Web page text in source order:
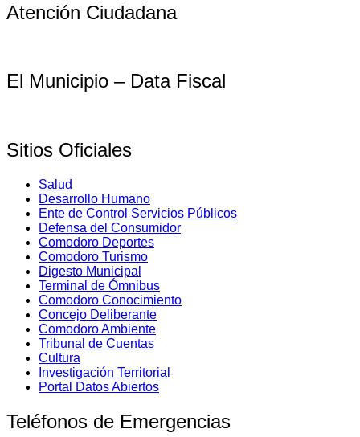
Atención Ciudadana
El Municipio – Data Fiscal
Sitios Oficiales
Salud
Desarrollo Humano
Ente de Control Servicios Públicos
Defensa del Consumidor
Comodoro Deportes
Comodoro Turismo
Digesto Municipal
Terminal de Ómnibus
Comodoro Conocimiento
Concejo Deliberante
Comodoro Ambiente
Tribunal de Cuentas
Cultura
Investigación Territorial
Portal Datos Abiertos
Teléfonos de Emergencias